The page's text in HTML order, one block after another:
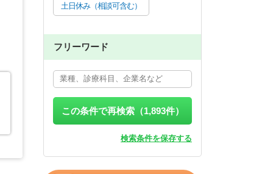
土日休み（相談可含む）
フリーワード
この条件で再検索（1,893件）
検索条件を保存する